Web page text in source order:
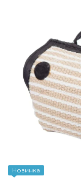
Новинка